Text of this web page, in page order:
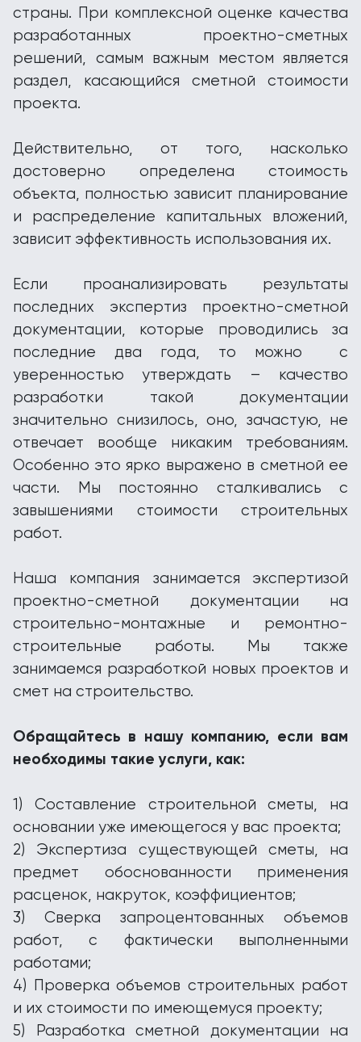
страны. При комплексной оценке качества
разработанных проектно-сметных
решений, самым важным местом является
раздел, касающийся сметной стоимости
проекта.
Действительно, от того, насколько
достоверно определена стоимость
объекта, полностью зависит планирование
и распределение капитальных вложений,
зависит эффективность использования их.
Если проанализировать результаты
последних экспертиз проектно-сметной
документации, которые проводились за
последние два года, то можно с
уверенностью утверждать – качество
разработки такой документации
значительно снизилось, оно, зачастую, не
отвечает вообще никаким требованиям.
Особенно это ярко выражено в сметной ее
части. Мы постоянно сталкивались с
завышениями стоимости строительных
работ.
Наша компания занимается экспертизой
проектно-сметной документации на
строительно-монтажные и ремонтно-
строительные работы. Мы также
занимаемся разработкой новых проектов и
смет на строительство.
Обращайтесь в нашу компанию, если вам
необходимы такие услуги, как:
1) Составление строительной сметы, на
основании уже имеющегося у вас проекта;
2) Экспертиза существующей сметы, на
предмет обоснованности применения
расценок, накруток, коэффициентов;
3) Сверка запроцентованных объемов
работ, с фактически выполненными
работами;
4) Проверка объемов строительных работ
и их стоимости по имеющемуся проекту;
5) Разработка сметной документации на